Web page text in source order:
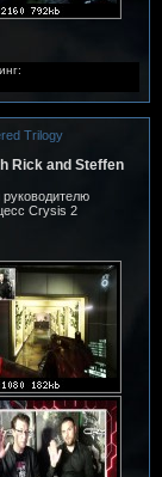
Trilogy
Rick and Steffen
Crysis 2